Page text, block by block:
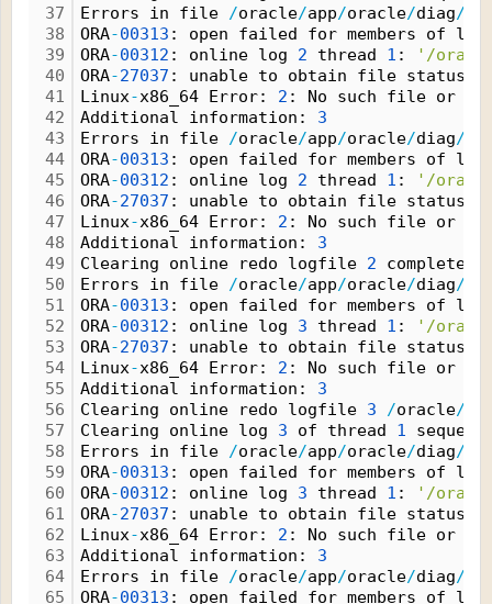
37
38
39
40
41
42
43
44
45
46
47
48
49
50
51
52
53
54
55
56
57
58
59
60
61
62
63
64
65
Errors in file /oracle/app/oracle/diag/
ORA-00313 : open failed for members of
ORA-00312 : online log 2 thread 1 :
'/
ORA-27037 : unable to obtain file status
Linux-x86_64 Error: 2 : No such file or
Additional information: 3
Errors in file /oracle/app/oracle/diag/
ORA-00313 : open failed for members of
ORA-00312 : online log 2 thread 1 :
'/
ORA-27037 : unable to obtain file status
Linux-x86_64 Error: 2 : No such file or
Additional information: 3
Clearing online redo logfile 2 complete
Errors in file /oracle/app/oracle/diag/
ORA-00313 : open failed for members of
ORA-00312 : online log 3 thread 1 :
'/
ORA-27037 : unable to obtain file status
Linux-x86_64 Error: 2 : No such file or
Additional information: 3
Clearing online redo logfile 3 /oracle/
Clearing online log 3 of thread 1
Errors in file /oracle/app/oracle/diag/
ORA-00313 : open failed for members of
ORA-00312 : online log 3 thread 1 :
'/
ORA-27037 : unable to obtain file status
Linux-x86_64 Error: 2 : No such file or
Additional information: 3
Errors in file /oracle/app/oracle/diag/
ORA-00313 : open failed for members of